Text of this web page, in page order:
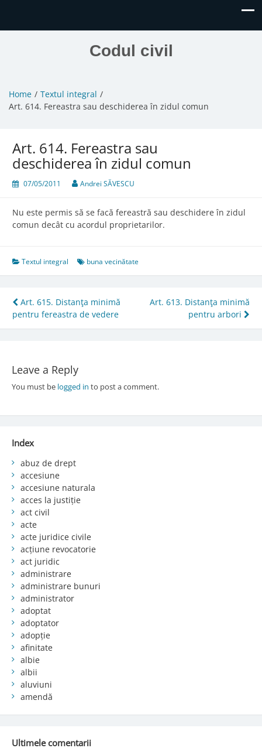
Codul civil
Home
Textul integral
Art. 614. Fereastra sau deschiderea în zidul comun
Art. 614. Fereastra sau
deschiderea în zidul comun
07/05/2011 Andrei SĂVESCU
Nu este permis să se facă fereastră sau deschidere în zidul
comun decât cu acordul proprietarilor.
Textul integral buna vecinătate
Post
navigation
Art. 615. Distanţa minimă
pentru fereastra de vedere
Art. 613. Distanţa minimă
pentru arbori
Leave a Reply
You must be logged in to post a comment.
Index
abuz de drept
accesiune
accesiune naturala
acces la justiție
act civil
acte
acte juridice civile
acțiune revocatorie
act juridic
administrare
administrare bunuri
administrator
adoptat
adoptator
adopție
afinitate
albie
albii
aluviuni
amendă
Ultimele comentarii